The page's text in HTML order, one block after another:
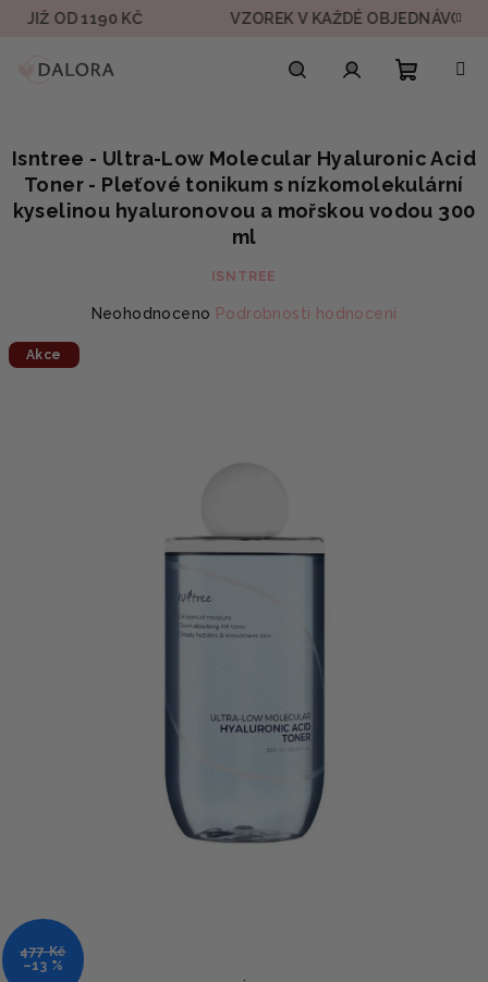
PřejítOD 1190 KČ VZOREK V KAŽDÉ OBJEDNÁVCE
košík
Isntree - Ultra-Low Molecular Hyaluronic Acid
Toner - Pleťové tonikum s nízkomolekulární
kyselinou hyaluronovou a mořskou vodou 300
ml
ISNTREE
Průměrné
Neohodnoceno Podrobnosti hodnocení
Akce
477 Kč
–13 %